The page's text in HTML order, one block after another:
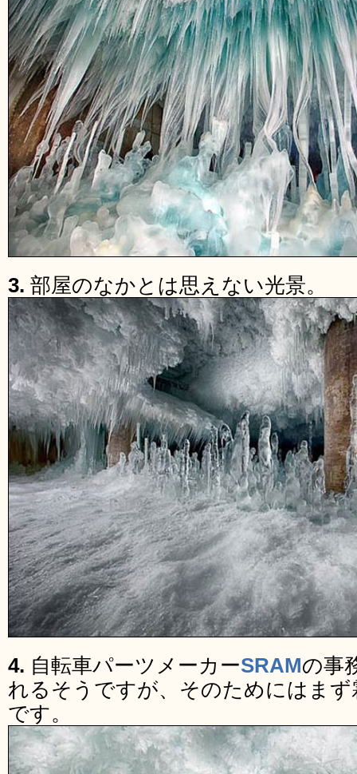
3. 部屋のなかとは思えない光景。
4. 自転車パーツメーカーSRAMの事
れるそうですが、そのためにはま
です。